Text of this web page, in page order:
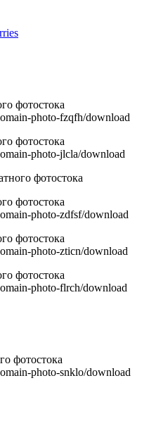
фотостока
photo-fzqfh/download
фотостока
photo-jlcla/download
фотостока
фотостока
photo-zdfsf/download
фотостока
photo-zticn/download
фотостока
photo-flrch/download
фотостока
photo-snklo/download